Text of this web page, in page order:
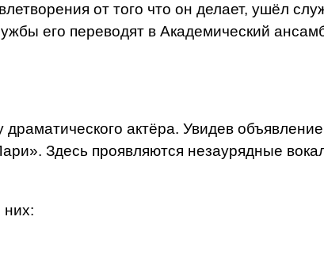
от того что он делает, ушёл
его переводят в Академический
актёра. Увидев
Здесь проявляются незаурядные
них: